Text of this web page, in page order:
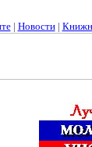
| Новости|